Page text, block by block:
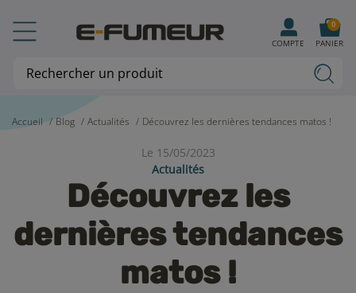
Accueil Blog Actualités Découvrez les dernières tendances matos !
Le 15/05/2023
Actualités
Découvrez les
dernières tendances
matos !
COMPTE PANIER
0